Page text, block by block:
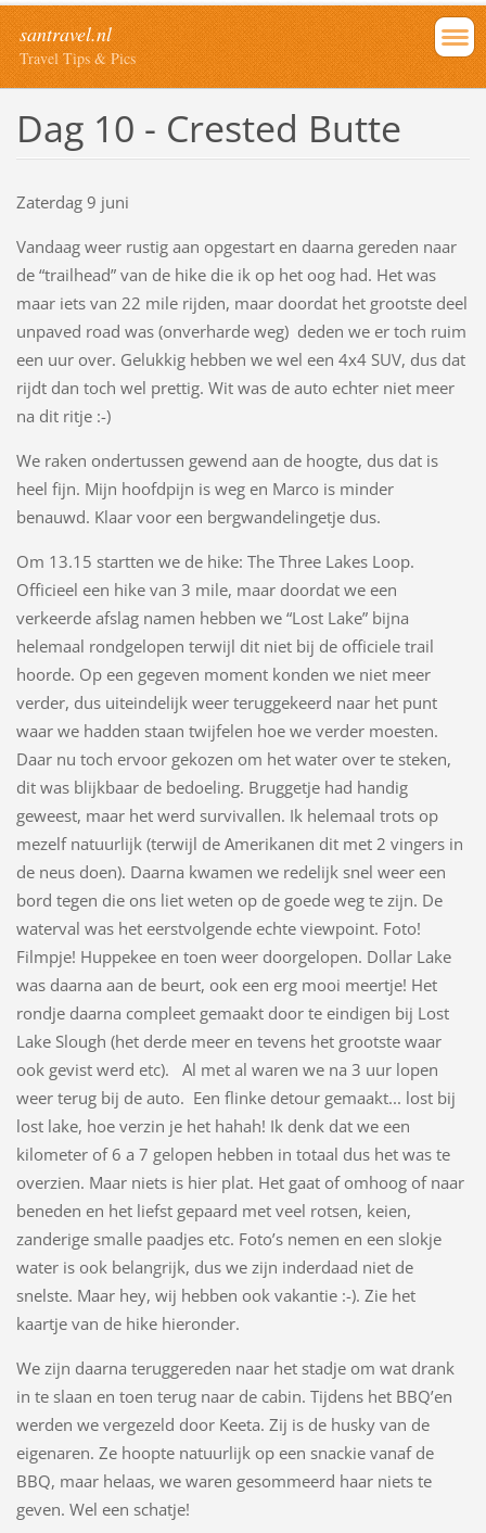
santravel.nl
Travel Tips & Pics
Dag 10 - Crested Butte
Zaterdag 9 juni
Vandaag weer rustig aan opgestart en daarna gereden naar
de “trailhead” van de hike die ik op het oog had. Het was
maar iets van 22 mile rijden, maar doordat het grootste deel
unpaved road was (onverharde weg) deden we er toch ruim
een uur over. Gelukkig hebben we wel een 4x4 SUV, dus dat
rijdt dan toch wel prettig. Wit was de auto echter niet meer
na dit ritje :-)
We raken ondertussen gewend aan de hoogte, dus dat is
heel fijn. Mijn hoofdpijn is weg en Marco is minder
benauwd. Klaar voor een bergwandelingetje dus.
Om 13.15 startten we de hike: The Three Lakes Loop.
Officieel een hike van 3 mile, maar doordat we een
verkeerde afslag namen hebben we “Lost Lake” bijna
helemaal rondgelopen terwijl dit niet bij de officiele trail
hoorde. Op een gegeven moment konden we niet meer
verder, dus uiteindelijk weer teruggekeerd naar het punt
waar we hadden staan twijfelen hoe we verder moesten.
Daar nu toch ervoor gekozen om het water over te steken,
dit was blijkbaar de bedoeling. Bruggetje had handig
geweest, maar het werd survivallen. Ik helemaal trots op
mezelf natuurlijk (terwijl de Amerikanen dit met 2 vingers in
de neus doen). Daarna kwamen we redelijk snel weer een
bord tegen die ons liet weten op de goede weg te zijn. De
waterval was het eerstvolgende echte viewpoint. Foto!
Filmpje! Huppekee en toen weer doorgelopen. Dollar Lake
was daarna aan de beurt, ook een erg mooi meertje! Het
rondje daarna compleet gemaakt door te eindigen bij Lost
Lake Slough (het derde meer en tevens het grootste waar
ook gevist werd etc). Al met al waren we na 3 uur lopen
weer terug bij de auto. Een flinke detour gemaakt... lost bij
lost lake, hoe verzin je het hahah! Ik denk dat we een
kilometer of 6 a 7 gelopen hebben in totaal dus het was te
overzien. Maar niets is hier plat. Het gaat of omhoog of naar
beneden en het liefst gepaard met veel rotsen, keien,
zanderige smalle paadjes etc. Foto’s nemen en een slokje
water is ook belangrijk, dus we zijn inderdaad niet de
snelste. Maar hey, wij hebben ook vakantie :-). Zie het
kaartje van de hike hieronder.
We zijn daarna teruggereden naar het stadje om wat drank
in te slaan en toen terug naar de cabin. Tijdens het BBQ’en
werden we vergezeld door Keeta. Zij is de husky van de
eigenaren. Ze hoopte natuurlijk op een snackie vanaf de
BBQ, maar helaas, we waren gesommeerd haar niets te
geven. Wel een schatje!